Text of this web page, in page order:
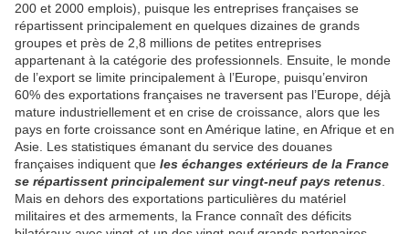
200 et 2000 emplois), puisque les entreprises françaises se
répartissent principalement en quelques dizaines de grands
groupes et près de 2,8 millions de petites entreprises
appartenant à la catégorie des professionnels. Ensuite, le monde
de l’export se limite principalement à l’Europe, puisqu’environ
60% des exportations françaises ne traversent pas l’Europe, déjà
mature industriellement et en crise de croissance, alors que les
pays en forte croissance sont en Amérique latine, en Afrique et en
Asie. Les statistiques émanant du service des douanes
françaises indiquent que les échanges extérieurs de la France
se répartissent principalement sur vingt-neuf pays retenus
Mais en dehors des exportations particulières du matériel
militaires et des armements, la France connaît des déficits